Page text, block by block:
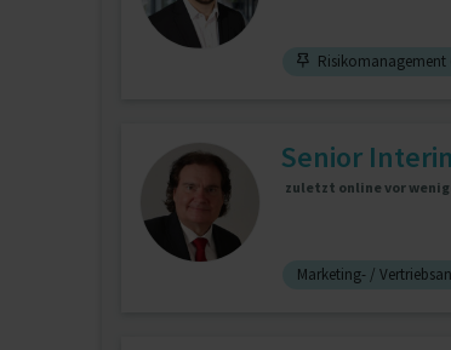
Risikomanagement
Senior
zuletzt online vor
Marketing- /